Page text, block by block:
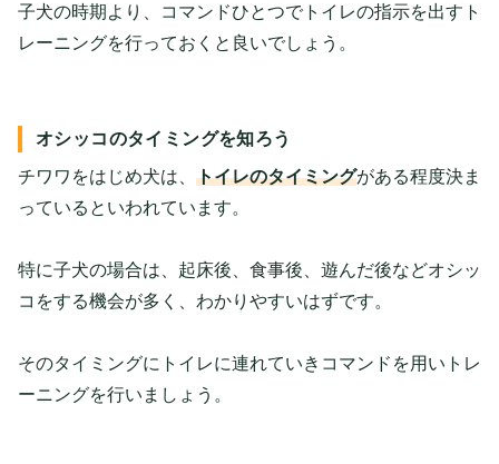
子犬の時期より、コマンドひとつでトイレの指示を出すト
レーニングを行っておくと良いでしょう。
オシッコのタイミングを知ろう
チワワをはじめ犬は、 トイレのタイミングがある程度決ま
っているといわれています。
特に子犬の場合は、起床後、食事後、遊んだ後などオシッ
コをする機会が多く、わかりやすいはずです。
そのタイミングにトイレに連れていきコマンドを用いトレ
ーニングを行いましょう。